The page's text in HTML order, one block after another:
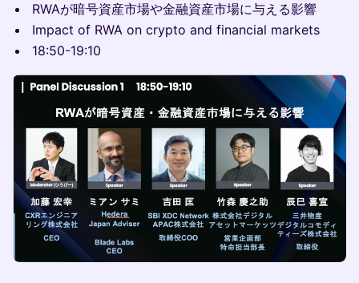
RWAが暗号資産市場や金融資産市場に与える影響
Impact of RWA on crypto and financial markets
18:50-19:10